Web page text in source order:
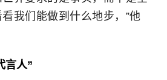
我们能做到什么地步，”他
言人”